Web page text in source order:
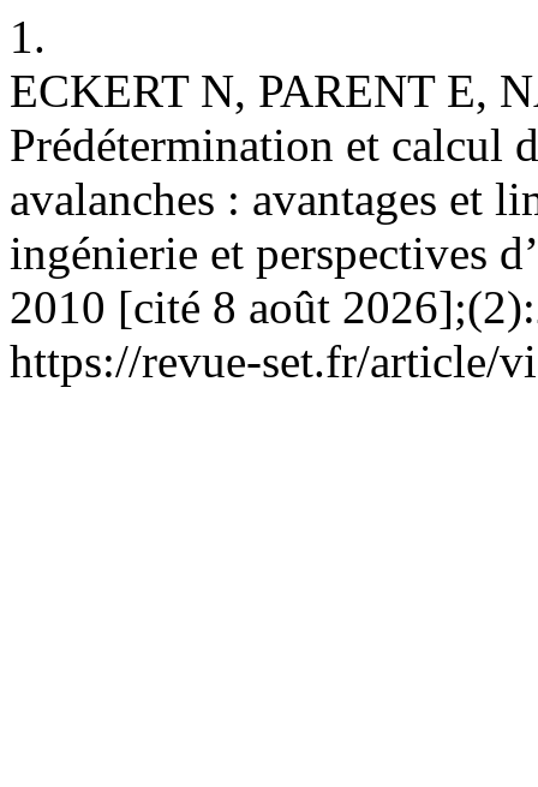
1.
ECKERT N, PARENT E,
Prédétermination et calcul
avalanches : avantages et
ingénierie et perspectives
2010 [cité 8 août
https://revue-set.fr/article/